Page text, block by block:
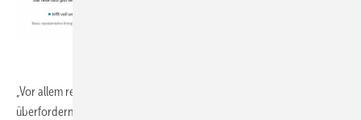
„Vor allem rein monetäre Geldspar- oder Amortisationsberechnungen
überfordern viele Menschen und sind kontraproduktiv. Die